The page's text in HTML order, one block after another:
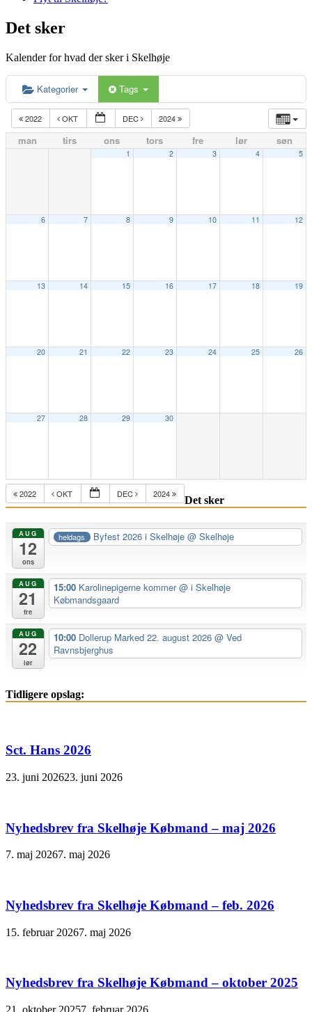
Det sker
Kalender for hvad der sker i Skelhøje
Kategorier Tags
2022 OKT DEC 2024
man tirs ons tors fre lør søn
1 2 3 4 5
6 7 8 9 10 11 12
13 14 15 16 17 18 19
20 21 22 23 24 25 26
27 28 29 30
2022 OKT DEC 2024
Det sker
AUG
12
ons
heldags Byfest 2026 i Skelhøje@ Skelhøje
AUG
21
fre
15:00 Karolinepigerne kommer@ i Skelhøje
Købmandsgaard
AUG
22
lør
10:00 Dollerup Marked 22. august 2026 @ Ved
Ravnsbjerghus
Tidligere opslag:
Sct. Hans 2026
23. juni 202623. juni 2026
Nyhedsbrev fra Skelhøje Købmand – maj 2026
7. maj 20267. maj 2026
Nyhedsbrev fra Skelhøje Købmand – feb. 2026
15. februar 20267. maj 2026
Nyhedsbrev fra Skelhøje Købmand – oktober 2025